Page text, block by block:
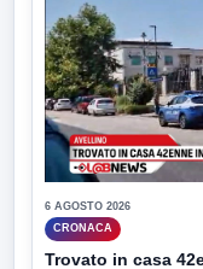
6 AGOSTO 2026
CRONACA
Trovato in casa